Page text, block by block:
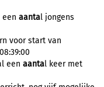
een aantal jongens
voor start van
een aantal keer met